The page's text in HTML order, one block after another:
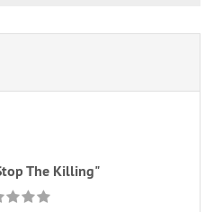
The Killing"